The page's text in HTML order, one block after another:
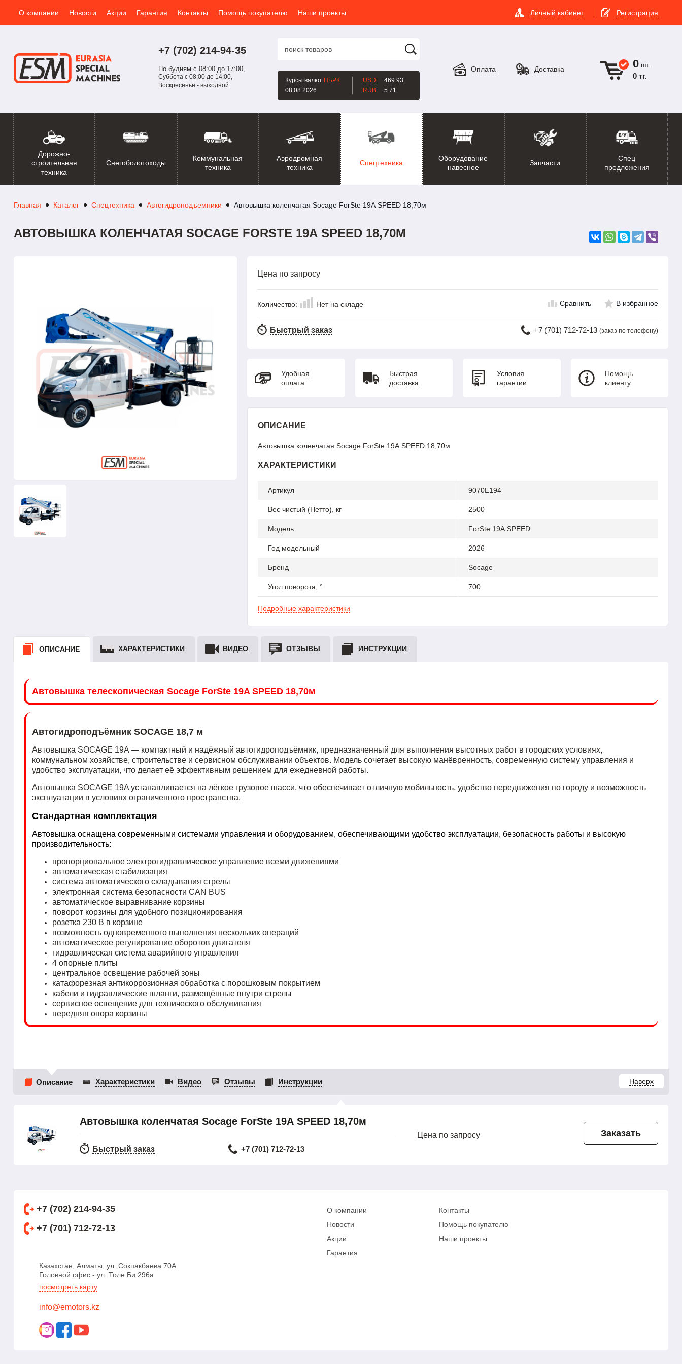
О компании Новости Акции Гарантия Контакты Помощь покупателю Наши проекты Личный кабинет Регистрация
+7 (702) 214-94-35
По будням с 08:00 до 17:00,
Суббота с 08:00 до 14:00,
Воскресенье - выходной
Курсы валют НБРК
08.08.2026
USD:
469.93
RUB:
5.71
Оплата Доставка 0 шт.
0 тг.
Дорожно-
строительная
техника
Снегоболотоходы
Коммунальная
техника
Аэродромная
техника
Спецтехника
Оборудование
навесное
Запчасти
Спец
предложения
Главная Каталог Спецтехника Автогидроподъемники Автовышка коленчатая Socage ForSte 19А SPEED 18,70м
АВТОВЫШКА КОЛЕНЧАТАЯ SOCAGE FORSTE 19А SPEED 18,70М
Цена по запросу
Количество: Нет на складе Сравнить В избранное
Быстрый заказ +7 (701) 712-72-13 (заказ по телефону)
Удобная
оплата
Быстрая
доставка
Условия
гарантии
Помощь
клиенту
ОПИСАНИЕ
Автовышка коленчатая Socage ForSte 19А SPEED 18,70м
ХАРАКТЕРИСТИКИ
Артикул 9070E194
Вес чистый (Нетто), кг 2500
Модель ForSte 19А SPEED
Год модельный 2026
Бренд Socage
Угол поворота, ° 700
Подробные характеристики
ОПИСАНИЕ ХАРАКТЕРИСТИКИ ВИДЕО ОТЗЫВЫ ИНСТРУКЦИИ
Автовышка телескопическая Socage ForSte 19A SPEED 18,70м
Автогидроподъёмник SOCAGE 18,7 м
Автовышка SOCAGE 19A — компактный и надёжный автогидроподъёмник, предназначенный для выполнения высотных работ в городских условиях,
коммунальном хозяйстве, строительстве и сервисном обслуживании объектов. Модель сочетает высокую манёвренность, современную систему управления и
удобство эксплуатации, что делает её эффективным решением для ежедневной работы.
Автовышка SOCAGE 19A устанавливается на лёгкое грузовое шасси, что обеспечивает отличную мобильность, удобство передвижения по городу и возможность
эксплуатации в условиях ограниченного пространства.
Стандартная комплектация
Автовышка оснащена современными системами управления и оборудованием, обеспечивающими удобство эксплуатации, безопасность работы и высокую
производительность:
пропорциональное электрогидравлическое управление всеми движениями
автоматическая стабилизация
система автоматического складывания стрелы
электронная система безопасности CAN BUS
автоматическое выравнивание корзины
поворот корзины для удобного позиционирования
розетка 230 В в корзине
возможность одновременного выполнения нескольких операций
автоматическое регулирование оборотов двигателя
гидравлическая система аварийного управления
4 опорные плиты
центральное освещение рабочей зоны
катафорезная антикоррозионная обработка с порошковым покрытием
кабели и гидравлические шланги, размещённые внутри стрелы
сервисное освещение для технического обслуживания
передняя опора корзины
Описание Характеристики Видео Отзывы Инструкции Наверх
Автовышка коленчатая Socage ForSte 19А SPEED 18,70м
Быстрый заказ +7 (701) 712-72-13
Цена по запросу Заказать
+7 (702) 214-94-35
+7 (701) 712-72-13
Казахстан, Алматы, ул. Сокпакбаева 70А
Головной офис - ул. Толе Би 296а
посмотреть карту
info@emotors.kz
О компании
Новости
Акции
Гарантия
Контакты
Помощь покупателю
Наши проекты